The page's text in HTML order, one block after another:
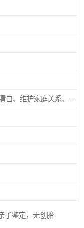
子鉴定，无创胎